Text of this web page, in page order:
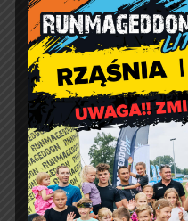
wt. – pt.: 7:30 – 15:30
Jakość powietrza